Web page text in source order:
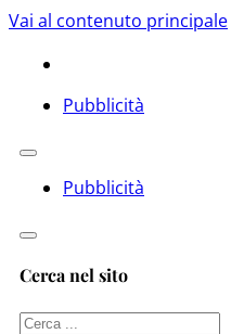
Vai al contenuto principale
Pubblicità
Pubblicità
Cerca nel sito
Cerca